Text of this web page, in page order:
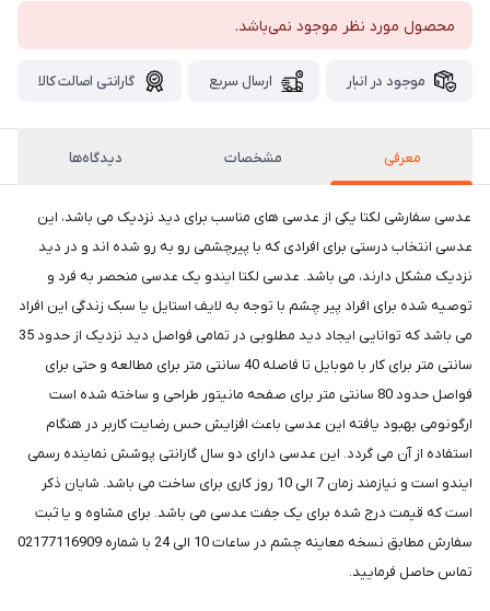
محصول مورد نظر موجود نمی‌باشد.
موجود در انبار ارسال سریع گارانتی اصالت کالا
معرفی مشخصات دیدگاه‌ها
عدسی سفارشی لکتا یکی از عدسی های مناسب برای دید نزدیک می باشد، این
عدسی انتخاب درستی برای افرادی که با پیرچشمی رو به رو شده اند و در دید
نزدیک مشکل دارند، می باشد. عدسی لکتا ایندو یک عدسی منحصر به فرد و
توصیه شده برای افراد پیر چشم با توجه به لایف استایل یا سبک زندگی این افراد
می باشد که توانایی ایجاد دید مطلوبی در تمامی فواصل دید نزدیک از حدود 35
سانتی متر برای کار با موبایل تا فاصله 40 سانتی متر برای مطالعه و حتی برای
فواصل حدود 80 سانتی متر برای صفحه مانیتور طراحی و ساخته شده است
ارگونومی بهبود یافته این عدسی باعث افزایش حس رضایت کاربر در هنگام
استفاده از آن می گردد. این عدسی دارای دو سال گارانتی پوشش نماینده رسمی
ایندو است و نیازمند زمان 7 الی 10 روز کاری برای ساخت می باشد. شایان ذکر
است که قیمت درج شده برای یک جفت عدسی می باشد. برای مشاوه و یا ثبت
سفارش مطابق نسخه معاینه چشم در ساعات 10 الی 24 با شماره 02177116909
تماس حاصل فرمایید.